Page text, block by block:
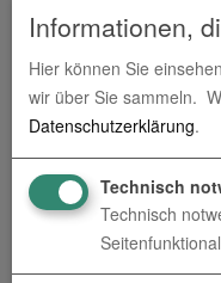
Informationen,
Hier können Sie
wir über Sie sammeln.
Datenschutzerklärung.
Technisch
Technisch